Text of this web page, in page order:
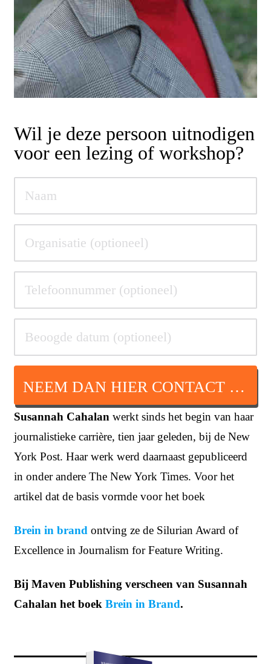
Wil je deze persoon uitnodigen
voor een lezing of workshop?
NEEM DAN HIER CONTACT OP
Susannah Cahalan werkt sinds het begin van haar
journalistieke carrière, tien jaar geleden, bij de New
York Post. Haar werk werd daarnaast gepubliceerd
in onder andere The New York Times. Voor het
artikel dat de basis vormde voor het boek
Brein in brand ontving ze de Silurian Award of
Excellence in Journalism for Feature Writing.
Bij Maven Publishing verscheen van Susannah
Cahalan het boek Brein in Brand.